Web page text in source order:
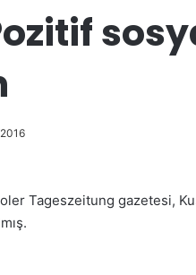
Tageszeitung gazetesi,